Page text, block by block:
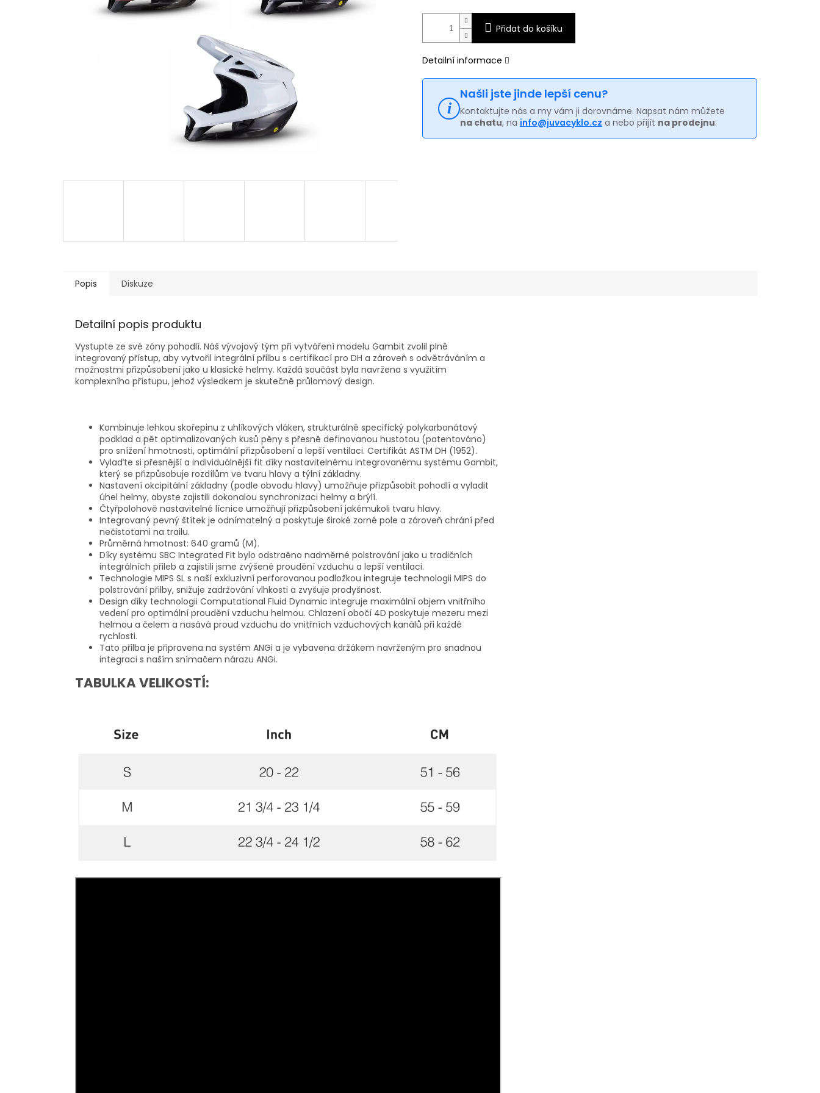
Přidat do košíku
Detailní informace
Našli jste jinde lepší cenu?
Kontaktujte nás a my vám ji dorovnáme. Napsat nám můžete
na chatu, na info@juvacyklo.cz a nebo přijít na prodejnu.
Popis Diskuze
Detailní popis produktu
Vystupte ze své zóny pohodlí. Náš vývojový tým při vytváření modelu Gambit zvolil plně
integrovaný přístup, aby vytvořil integrální přilbu s certifikací pro DH a zároveň s odvětráváním a
možnostmi přizpůsobení jako u klasické helmy. Každá součást byla navržena s využitím
komplexního přístupu, jehož výsledkem je skutečně průlomový design.
Kombinuje lehkou skořepinu z uhlíkových vláken, strukturálně specifický polykarbonátový
podklad a pět optimalizovaných kusů pěny s přesně definovanou hustotou (patentováno)
pro snížení hmotnosti, optimální přizpůsobení a lepší ventilaci. Certifikát ASTM DH (1952).
Vylaďte si přesnější a individuálnější fit díky nastavitelnému integrovanému systému Gambit,
který se přizpůsobuje rozdílům ve tvaru hlavy a týlní základny.
Nastavení okcipitální základny (podle obvodu hlavy) umožňuje přizpůsobit pohodlí a vyladit
úhel helmy, abyste zajistili dokonalou synchronizaci helmy a brýlí.
Čtyřpolohově nastavitelné lícnice umožňují přizpůsobení jakémukoli tvaru hlavy.
Integrovaný pevný štítek je odnímatelný a poskytuje široké zorné pole a zároveň chrání před
nečistotami na trailu.
Průměrná hmotnost: 640 gramů (M).
Díky systému SBC Integrated Fit bylo odstraěno nadměrné polstrování jako u tradičních
integrálních přileb a zajistili jsme zvýšené proudění vzduchu a lepší ventilaci.
Technologie MIPS SL s naší exkluzivní perforovanou podložkou integruje technologii MIPS do
polstrování přilby, snižuje zadržování vlhkosti a zvyšuje prodyšnost.
Design díky technologii Computational Fluid Dynamic integruje maximální objem vnitřního
vedení pro optimální proudění vzduchu helmou. Chlazení obočí 4D poskytuje mezeru mezi
helmou a čelem a nasává proud vzduchu do vnitřních vzduchových kanálů při každé
rychlosti.
Tato přilba je připravena na systém ANGi a je vybavena držákem navrženým pro snadnou
integraci s naším snímačem nárazu ANGi.
TABULKA VELIKOSTÍ: